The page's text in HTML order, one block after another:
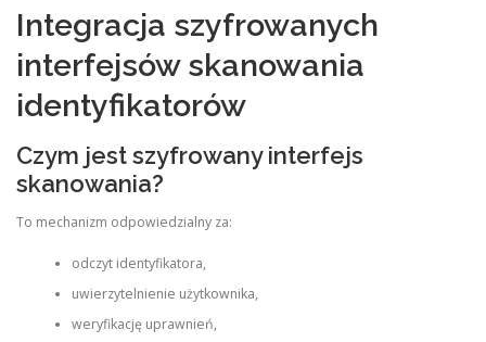
Integracja szyfrowanych
interfejsów skanowania
identyfikatorów
Czym jest szyfrowany interfejs
skanowania?
To mechanizm odpowiedzialny za:
odczyt identyfikatora,
uwierzytelnienie użytkownika,
weryfikację uprawnień,